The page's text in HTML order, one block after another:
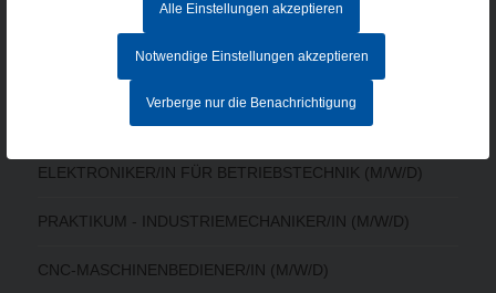
Alle Einstellungen akzeptieren
Notwendige Einstellungen akzeptieren
Verberge nur die Benachrichtigung
AKTUELLE STELLENANGEBOTE
MITARBEITER IM AUFTRAGSZENTRUM (M/W/D) - Vollzeit
CNC-FACHKRAFT (M/W/D)
ELEKTRONIKER/IN FÜR BETRIEBSTECHNIK (M/W/D)
PRAKTIKUM - INDUSTRIEMECHANIKER/IN (M/W/D)
CNC-MASCHINENBEDIENER/IN (M/W/D)